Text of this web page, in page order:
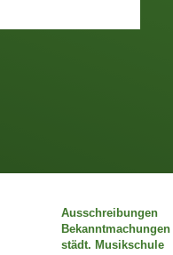
Ausschreibungen
Bekanntmachungen
städt. Musikschule